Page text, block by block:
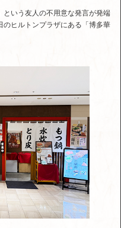
という友人の不用意な発言が発端
ヒルトンプラザにある「博多華